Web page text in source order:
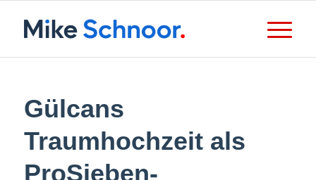
Gülcans
Traumhochzeit als
ProSieben-